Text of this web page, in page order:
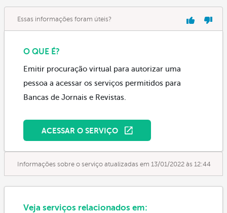
Essas informações foram úteis?
O QUE É?
Emitir procuração virtual para autorizar uma
pessoa a acessar os serviços permitidos para
Bancas de Jornais e Revistas.
ACESSAR O SERVIÇO
Informações sobre o serviço atualizadas em 13/01/2022 às 12:44
Veja serviços relacionados em: